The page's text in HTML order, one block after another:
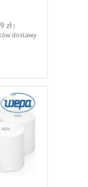
zł )
dostawy